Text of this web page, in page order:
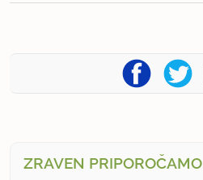
ZRAVEN PRIPOROČAMO